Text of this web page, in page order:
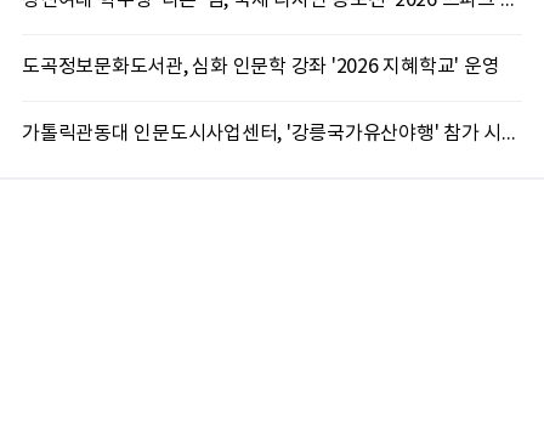
도곡정보문화도서관, 심화 인문학 강좌 '2026 지혜학교' 운영
가톨릭관동대 인문도시사업센터, '강릉국가유산야행' 참가 시민 15명 모집